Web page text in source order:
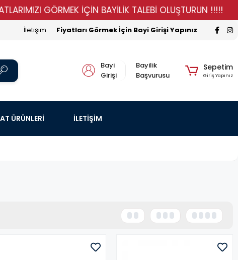
GÖRMEK İÇİN BAYİLİK TALEBİ OLUŞTURUN !!!!!
Fiyatları Görmek İçin Bayi Girişi Yapınız
İletişim
Bayi
Girişi
Bayilik
Başvurusu
Sepetim
Giriş Yapınız
ÜRÜNLERİ İLETİŞİM